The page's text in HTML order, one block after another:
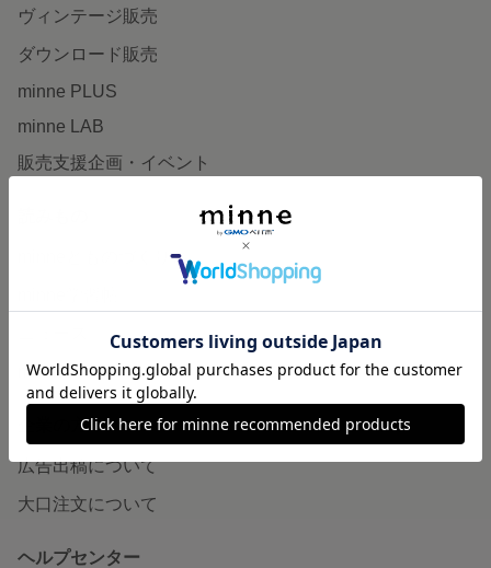
ヴィンテージ販売
ダウンロード販売
minne PLUS
minne LAB
販売支援企画・イベント
minneとものづくりと
minneの本
企業の方へ
広告出稿について
大口注文について
ヘルプセンター